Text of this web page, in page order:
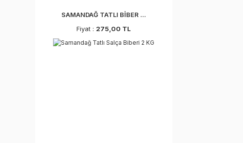
SAMANDAĞ TATLI BİBER ...
Fiyat : 275,00 TL